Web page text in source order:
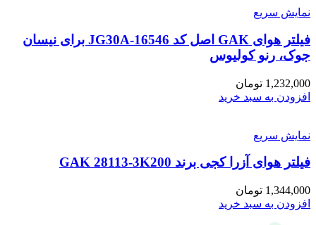
نمایش سریع
فیلتر هوای GAK اصل کد 16546-JG30A برای نیسان
جوک، رنو کولیوس
1,232,000 تومان
افزودن به سبد خرید
نمایش سریع
فیلتر هوای آزرا کجی برند GAK 28113-3K200
1,344,000 تومان
افزودن به سبد خرید